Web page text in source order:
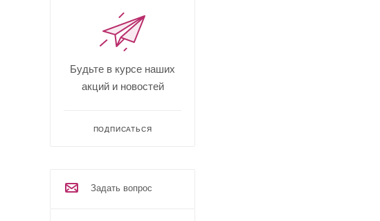
Будьте в курсе наших
акций и новостей
ПОДПИСАТЬСЯ
Задать вопрос